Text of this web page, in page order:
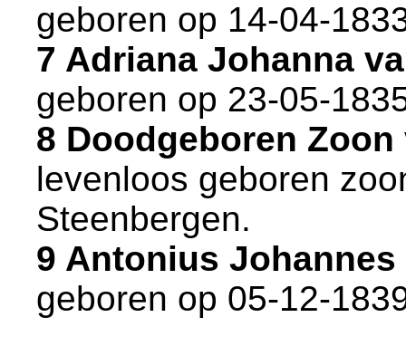
geboren op 14-04-
7 Adriana Johanna
geboren op 23-05-
8 Doodgeboren
levenloos geboren
Steenbergen.
9 Antonius Johannes
geboren op 05-12-